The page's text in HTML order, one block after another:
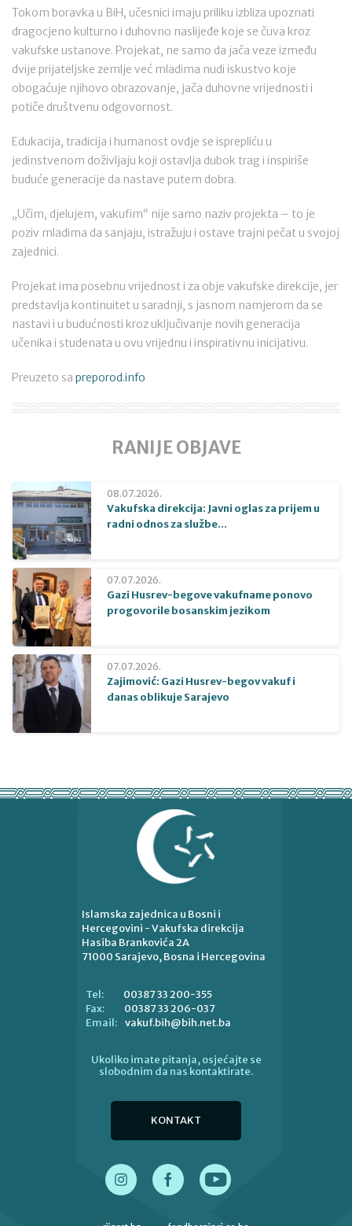
Tokom boravka u BiH, učesnici imaju priliku izbliza upoznati
dragocjeno kulturno i duhovno naslijeđe koje se čuva kroz
vakufske ustanove. Projekat, ne samo da jača veze između
dvije prijateljske zemlje već mladima nudi iskustvo koje
obogaćuje njihovo obrazovanje, jača duhovne vrijednosti i
potiče društvenu odgovornost.
Edukacija, tradicija i humanost ovdje se isprepliću u
jedinstvenom doživljaju koji ostavlja dubok trag i inspiriše
buduće generacije da nastave putem dobra.
„Učim, djelujem, vakufim“ nije samo naziv projekta – to je
poziv mladima da sanjaju, istražuju i ostave trajni pečat u svojoj
zajednici.
Projekat ima posebnu vrijednost i za obje vakufske direkcije, jer
predstavlja kontinuitet u saradnji, s jasnom namjerom da se
nastavi i u budućnosti kroz uključivanje novih generacija
učenika i studenata u ovu vrijednu i inspirativnu inicijativu.
Preuzeto sa preporod.info
RANIJE OBJAVE
08.07.2026.
Vakufska direkcija: Javni oglas za prijem u
radni odnos za službe...
07.07.2026.
Gazi Husrev-begove vakufname ponovo
progovorile bosanskim jezikom
07.07.2026.
Zajimović: Gazi Husrev-begov vakuf i
danas oblikuje Sarajevo
Islamska zajednica u Bosni i
Hercegovini - Vakufska direkcija
Hasiba Brankovića 2A
71000 Sarajevo, Bosna i Hercegovina
Tel:
00387 33 200-355
Fax:
00387 33 206-037
Email: vakuf.bih@bih.net.ba
Ukoliko imate pitanja, osjećajte se
slobodnim da nas kontaktirate.
KONTAKT